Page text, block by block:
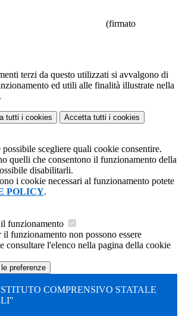
terzi da questo utilizzati si avvalgono di
ed utili alle finalità illustrate nella
.
tutti i cookies Accetta tutti i cookies
possibile scegliere quali cookie consentire.
quelli che consentono il funzionamento della
disabilitarli.
i cookie necessari al funzionamento potete
POLICY.
funzionamento
il funzionamento non possono essere
consultare l'elenco nella pagina della cookie
preferenze
COMPRENSIVO STATALE